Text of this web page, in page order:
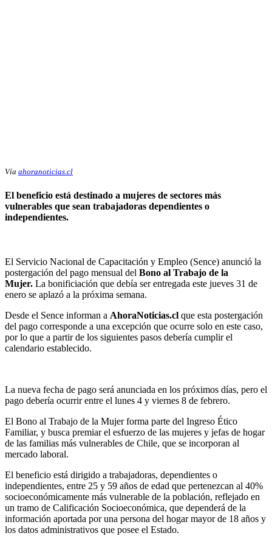
Vía ahoranoticias.cl
El beneficio está destinado a mujeres de sectores más
vulnerables que sean trabajadoras dependientes o
independientes.
El Servicio Nacional de Capacitación y Empleo (Sence) anunció la
postergación del pago mensual del Bono al Trabajo de la
Mujer. La bonificiación que debía ser entregada este jueves 31 de
enero se aplazó a la próxima semana.
Desde el Sence informan a AhoraNoticias.cl que esta postergación
del pago corresponde a una excepción que ocurre solo en este caso,
por lo que a partir de los siguientes pasos debería cumplir el
calendario establecido.
La nueva fecha de pago será anunciada en los próximos días, pero el
pago debería ocurrir entre el lunes 4 y viernes 8 de febrero.
El Bono al Trabajo de la Mujer forma parte del Ingreso Ético
Familiar, y busca premiar el esfuerzo de las mujeres y jefas de hogar
de las familias más vulnerables de Chile, que se incorporan al
mercado laboral.
El beneficio está dirigido a trabajadoras, dependientes o
independientes, entre 25 y 59 años de edad que pertenezcan al 40%
socioeconómicamente más vulnerable de la población, reflejado en
un tramo de Calificación Socioeconómica, que dependerá de la
información aportada por una persona del hogar mayor de 18 años y
los datos administrativos que posee el Estado.